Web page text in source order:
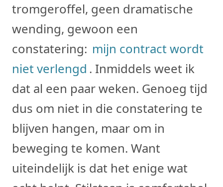
tromgeroffel, geen dramatische
wending, gewoon een
constatering: mijn contract wordt
niet verlengd . Inmiddels weet ik
dat al een paar weken. Genoeg tijd
dus om niet in die constatering te
blijven hangen, maar om in
beweging te komen. Want
uiteindelijk is dat het enige wat